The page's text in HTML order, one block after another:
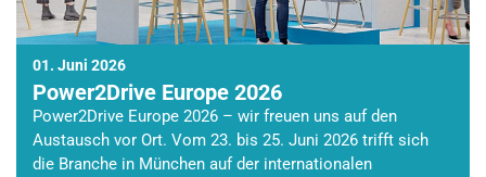
01. Juni 2026
Power2Drive Europe 2026
Power2Drive Europe 2026 – wir freuen uns auf den
Austausch vor Ort. Vom 23. bis 25. Juni 2026 trifft sich
die Branche in München auf der internationalen